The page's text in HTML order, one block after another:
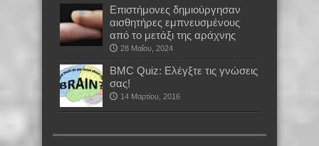
Επιστήμονες δημιούργησαν
αισθητήρες εμπνευσμένους
από το μετάξι της αράχνης
28 Μαΐου, 2024
BMC Quiz: Ελέγξτε τις γνώσεις
σας!
14 Μαρτίου, 2016